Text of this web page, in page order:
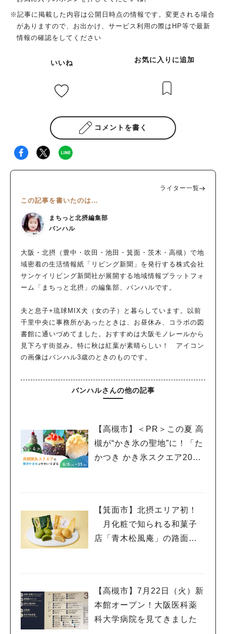
※記事に掲載した内容は公開日時点の情報です。変更される場合
がありますので、お出かけ、サービス利用の際はHP等で最新
情報の確認をしてください
いいね お気に入りに追加
コメントを書く
ライター一覧
この記事を書いたのは…
まちっと北摂編集部
バンハル
大阪・北摂（豊中・吹田・池田・箕面・茨木・高槻）で地
域密着の生活情報紙「リビング新聞」を発行する株式会社
サンケイリビング新聞社が展開する地域情報プラットフォ
ーム「まちっと北摂」の編集部、バンハルです。
夫と息子+琉球MIX犬（女の子）と暮らしています。以前
千里中央に事務所があったときは、お昼休み、コラボの図
書館に通いづめてました。おすすめは大阪モノレールから
見下ろす街並み。特に秋は紅葉が素晴らしい！ アイコン
の画像はバンハル3歳のときのものです。
バンハルさんの他の記事
【高槻市】＜PR＞この夏 高
槻が“かき氷の聖地”に！「た
かつき かき氷スクエア202
【箕面市】北摂エリア初！
月化粧で知られる和菓子
店「青木松風庵」の路面店
【高槻市】7月22日（火）新
本館オープン！大阪医科薬
科大学病院を見てきました